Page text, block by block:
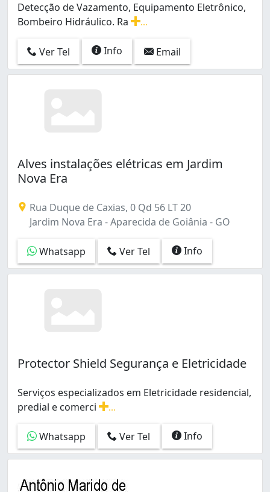
Detecção de Vazamento, Equipamento Eletrônico,
Bombeiro Hidráulico. Ra
Ver Tel
Info Email
Alves instalações elétricas em Jardim
Nova Era
Rua Duque de Caxias, 0 Qd 56 LT 20
Jardim Nova Era - Aparecida de Goiânia - GO
Whatsapp Ver Tel Info
Protector Shield Segurança e Eletricidade
Serviços especializados em Eletricidade residencial,
predial e comerci
Whatsapp
Ver Tel Info